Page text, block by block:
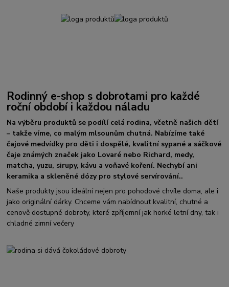
Rodinný e-shop s dobrotami pro každé
roční období i každou náladu
Na výběru produktů se podílí celá rodina, včetně našich dětí
– takže víme, co malým mlsounům chutná. Nabízíme také
čajové medvídky pro děti i dospělé, kvalitní sypané a sáčkové
čaje známých značek jako Lovaré nebo Richard, medy,
matcha, yuzu, sirupy, kávu a voňavé koření. Nechybí ani
keramika a skleněné dózy pro stylové servírování..
Naše produkty jsou ideální nejen pro pohodové chvíle doma, ale i
jako originální dárky. Chceme vám nabídnout kvalitní, chutné a
cenově dostupné dobroty, které zpříjemní jak horké letní dny, tak i
chladné zimní večery